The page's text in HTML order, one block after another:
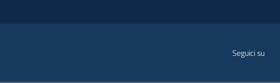
Seguici su